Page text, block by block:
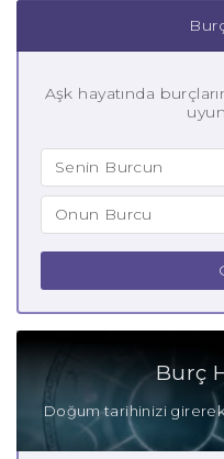
Aşk hayatında
Burç
Doğum tarihinizi